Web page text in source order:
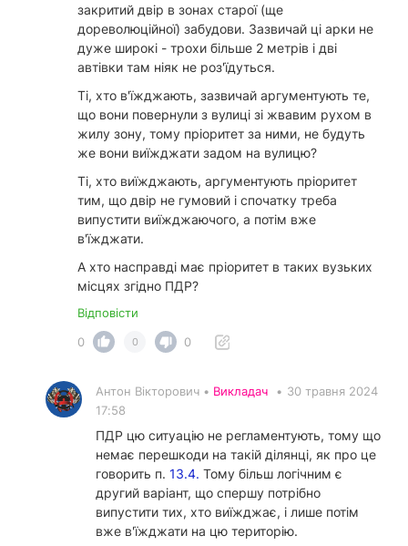
закритий двір в зонах старої (ще
дореволюційної) забудови. Зазвичай ці арки не
дуже широкі - трохи більше 2 метрів і дві
автівки там ніяк не роз'їдуться.
Ті, хто в'їжджають, зазвичай аргументують те,
що вони повернули з вулиці зі жвавим рухом в
жилу зону, тому пріоритет за ними, не будуть
же вони виїжджати задом на вулицю?
Ті, хто виїжджають, аргументують пріоритет
тим, що двір не гумовий і спочатку треба
випустити виїжджаючого, а потім вже
в'їжджати.
А хто насправді має пріоритет в таких вузьких
місцях згідно ПДР?
Відповісти
0
0 0
Антон Вікторович • Викладач • 30 травня 2024
17:58
ПДР цю ситуацію не регламентують, тому що
немає перешкоди на такій ділянці, як про це
говорить п. 13.4. Тому більш логічним є
другий варіант, що спершу потрібно
випустити тих, хто виїжджає, і лише потім
вже в'їжджати на цю територію.